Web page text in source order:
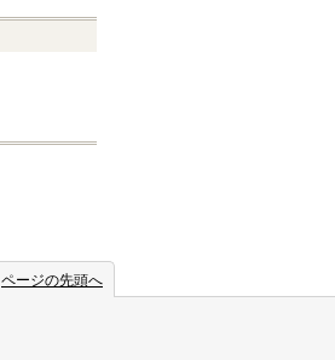
ページの先頭へ